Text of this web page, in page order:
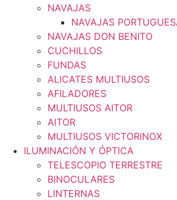
NAVAJAS
NAVAJAS
NAVAJAS DON BENITO
CUCHILLOS
FUNDAS
ALICATES MULTIUSOS
AFILADORES
MULTIUSOS AITOR
AITOR
MULTIUSOS VICTORINOX
ILUMINACIÓN Y ÓPTICA
TELESCOPIO TERRESTRE
BINOCULARES
LINTERNAS